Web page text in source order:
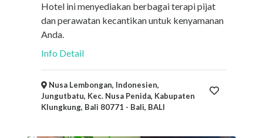
Hotel ini menyediakan berbagai terapi pijat
dan perawatan kecantikan untuk kenyamanan
Anda.
Info Detail
Nusa Lembongan, Indonesien,
Jungutbatu, Kec. Nusa Penida, Kabupaten
Klungkung, Bali 80771 - Bali, BALI